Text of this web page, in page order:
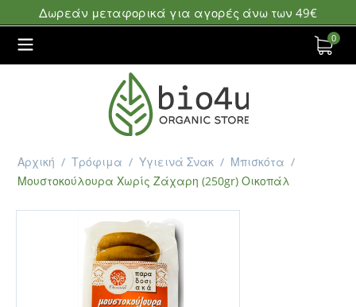
Δωρεάν μεταφορικά για αγορές άνω των 49€
0
Αρχική / Τρόφιμα / Υγιεινά Σνακ / Μπισκότα /
Μουστοκούλουρα Χωρίς Ζάχαρη (250gr) Οικοπάλ